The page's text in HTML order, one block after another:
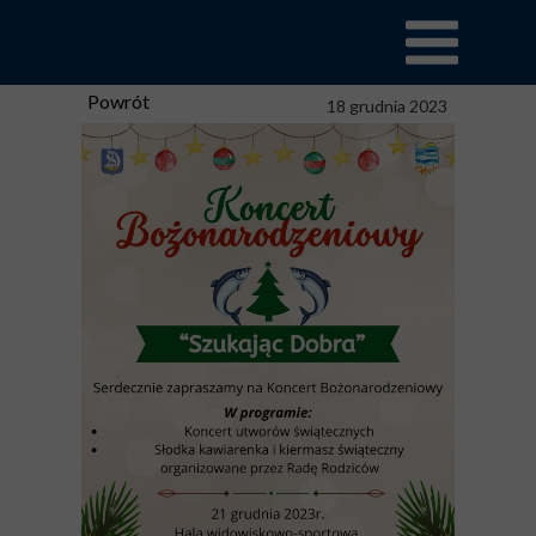
Powrót 18 grudnia 2023